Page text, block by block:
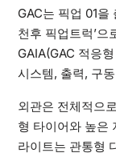
GAC는 픽업 01을
천후 픽업트럭’으
GAIA(GAC 적응
시스템, 출력, 구
외관은 전체적으
형 타이어와 높은
라이트는 관통형